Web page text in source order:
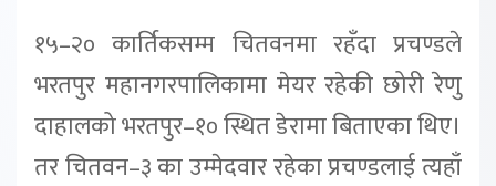
१५–२० कार्तिकसम्म चितवनमा रहँदा प्रचण्डले
भरतपुर महानगरपालिकामा मेयर रहेकी छोरी रेणु
दाहालको भरतपुर–१० स्थित डेरामा बिताएका थिए।
तर चितवन–३ का उम्मेदवार रहेका प्रचण्डलाई त्यहाँ